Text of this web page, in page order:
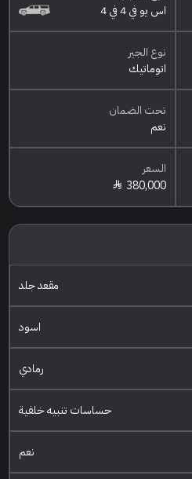
اس يو في 4 في 4
نوع الجير
اتوماتيك
تحت الضمان
نعم
السعر
380,000
مقعد جلد
اسود
رمادي
حساسات تنبيه خلفية
نعم